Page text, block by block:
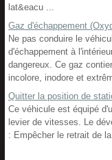
lat&eacu ...
Gaz d'échappement
Ne pas conduire le
d'échappement à
dangereux. Ce gaz
incolore, inodore et
Quitter la position de
Ce véhicule est équipé
levier de vitesses. Le
: Empêcher le retrait de